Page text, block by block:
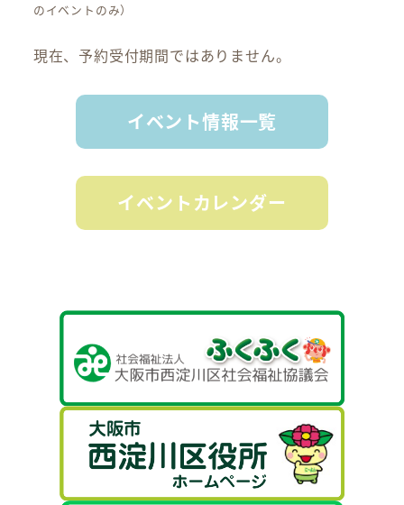
のイベントのみ）
現在、予約受付期間ではありません。
イベント情報一覧
イベントカレンダー